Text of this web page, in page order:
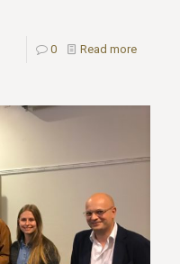
0 Read more